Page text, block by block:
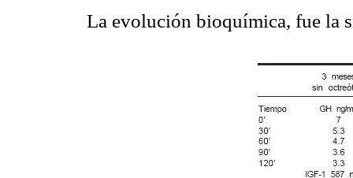
La evolución bioquímica, fue la